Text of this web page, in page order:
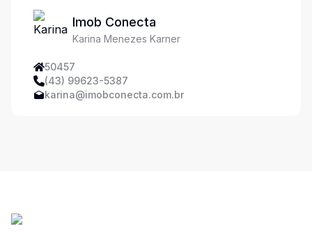
Imob Conecta
Karina Menezes Karner
50457
(43) 99623-5387
karina@imobconecta.com.br